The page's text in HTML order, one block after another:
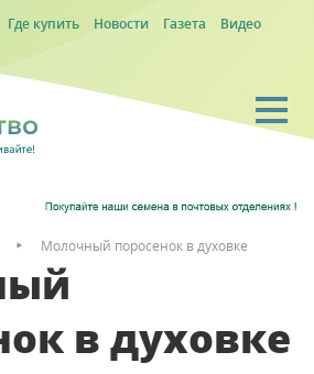
Где купить Новости Газета
Видео
Молочный поросенок в духовке
в духовке